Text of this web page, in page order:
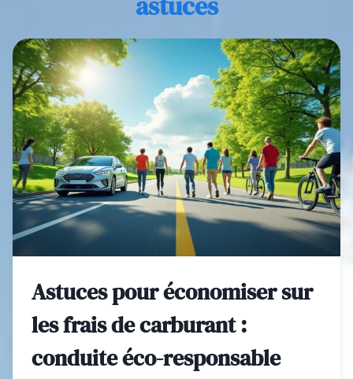
Astuces pour économiser sur
les frais de carburant :
conduite éco-responsable